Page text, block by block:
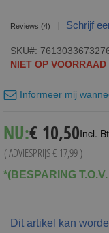
Reviews (4) Schrijf
SKU
NIET OP VOORRAAD
Informeer mij
NU: Special
Price
€ 10,50Incl.
( ADVIESPRIJS€ 17,99)
*(BESPARING
Dit artikel kan